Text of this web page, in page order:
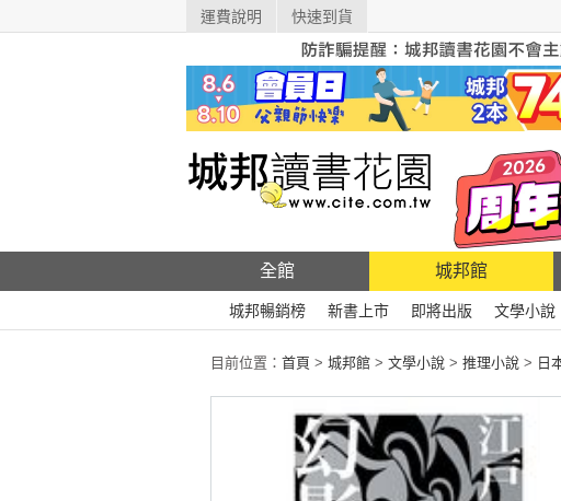
運費說明 快速到貨
全館 城邦館
城邦暢銷榜 新書上市 即將出版 文學小說
目前位置： 首頁 > 城邦館 > 文學小說 > 推理小說 > 日